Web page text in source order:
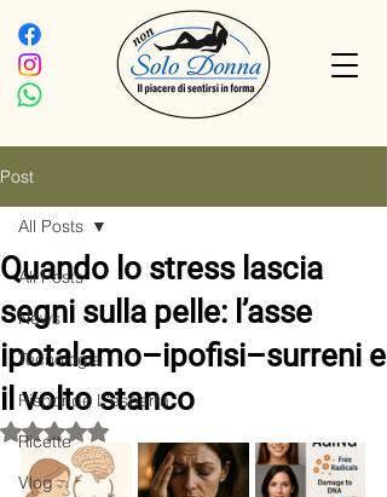
Post
All Posts
News
Tecnologia
Risponde L'esperta
Ricette
Vlog
All Posts
Quando lo stress lascia
segni sulla pelle: l’asse
ipotalamo–ipofisi–surreni e
il volto stanco
Valutazione NaN stelle su 5.